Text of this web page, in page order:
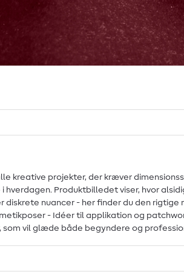
kreative projekter, der kræver
Produktbilledet viser, hvor
nuancer - her finder du den
- Idéer til applikation og
vil glæde både begyndere og